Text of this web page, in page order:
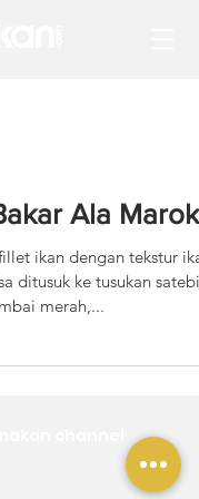
Ala Maroko
ikan dengan tekstur
merah,...